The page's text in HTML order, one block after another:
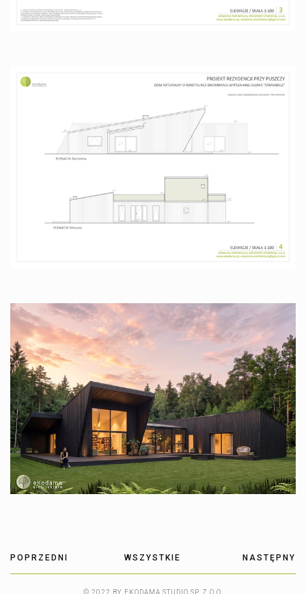
POPRZEDNI WSZYSTKIE NASTĘPNY
© 2022 BY EKODAMA STUDIO SP. Z O.O.